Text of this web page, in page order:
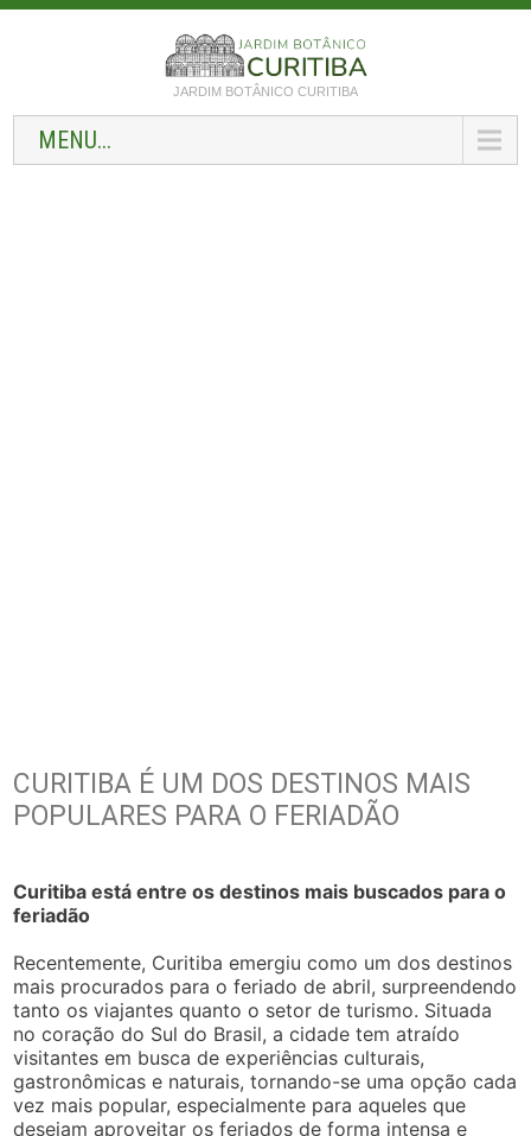
JARDIM BOTÂNICO CURITIBA
MENU...
CURITIBA É UM DOS DESTINOS MAIS
POPULARES PARA O FERIADÃO
Curitiba está entre os destinos mais buscados para o
feriadão
Recentemente, Curitiba emergiu como um dos destinos
mais procurados para o feriado de abril, surpreendendo
tanto os viajantes quanto o setor de turismo. Situada
no coração do Sul do Brasil, a cidade tem atraído
visitantes em busca de experiências culturais,
gastronômicas e naturais, tornando-se uma opção cada
vez mais popular, especialmente para aqueles que
desejam aproveitar os feriados de forma intensa e